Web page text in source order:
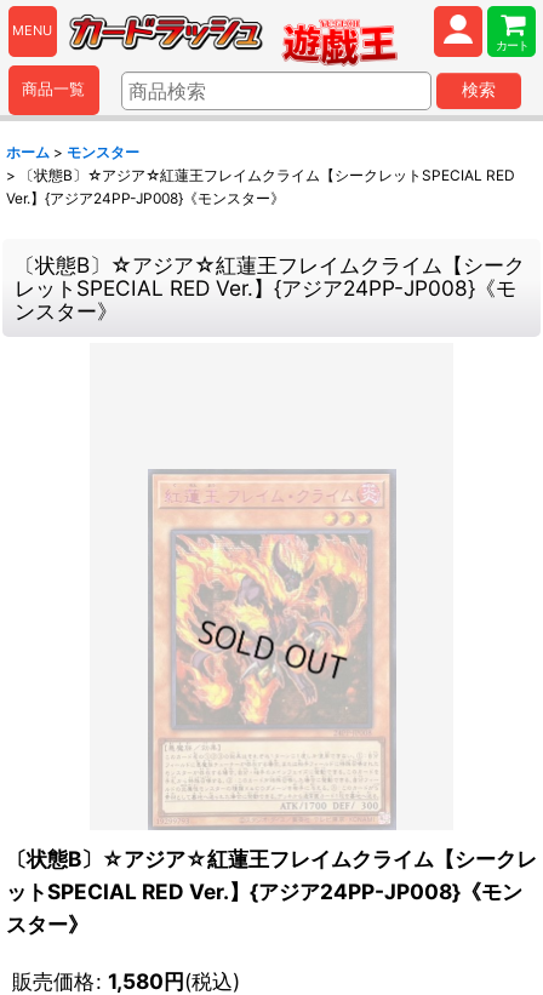
MENU
カート
商品一覧 検索
ホーム > モンスター
>
〔状態B〕☆アジア☆紅蓮王フレイムクライム【シークレットSPECIAL RED
Ver.】{アジア24PP-JP008}《モンスター》
〔状態B〕☆アジア☆紅蓮王フレイムクライム【シーク
レットSPECIAL RED Ver.】{アジア24PP-JP008}《モ
ンスター》
〔状態B〕☆アジア☆紅蓮王フレイムクライム【シークレ
ットSPECIAL RED Ver.】{アジア24PP-JP008}《モン
スター》
販売価格: 1,580円(税込)